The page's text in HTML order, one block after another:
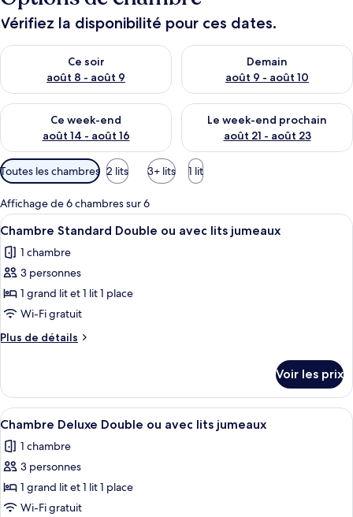
Vérifiez la disponibilité pour ces dates.
Ce soir
août 8 - août 9
Vérifier la disponibilité pour ce soir août 8 - août 9
Demain
août 9 - août 10
Vérifier la disponibilité pour
Ce week-end
août 14 - août 16
Vérifier la disponibilité pour ce week-end août 14 - août 16
Le week-end prochain
août 21 - août 23
Vérifier la disponibilité pour
Filtres
disponibles
pour
les
chambres
Toutes les chambres 2 lits 3+ lits 1 lit
Affichage de 6 chambres sur 6
Afficher
toutes
les
photos
pour
ce
type
de
Chambre
Standard
Double
ou
avec
lits
jumeaux
Un lit bien fait, avec une literie
5
Chambre Standard Double ou avec lits jumeaux
1 chambre
3 personnes
1 grand lit et 1 lit 1 place
Wi-Fi gratuit
Plus de détails
Plus
le
type
de
Chambre
Standard
ou
avec
Voir les prix
Afficher
toutes
les
photos
pour
ce
Une chambre d’hôtel avec deux lits,
6
Chambre Deluxe Double ou avec lits jumeaux
1 chambre
3 personnes
1 grand lit et 1 lit 1 place
Wi-Fi gratuit